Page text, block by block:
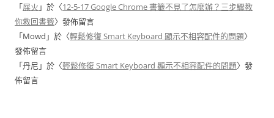
「屎火 」於〈12-5-17 Google Chrome 書籤不見了怎麼辦？三步驟教
你救回書籤〉發佈留言
「Mowd 」於〈輕鬆修復 Smart Keyboard 顯示不相容配件的問題〉
發佈留言
「丹尼」於〈輕鬆修復 Smart Keyboard 顯示不相容配件的問題〉發
佈留言